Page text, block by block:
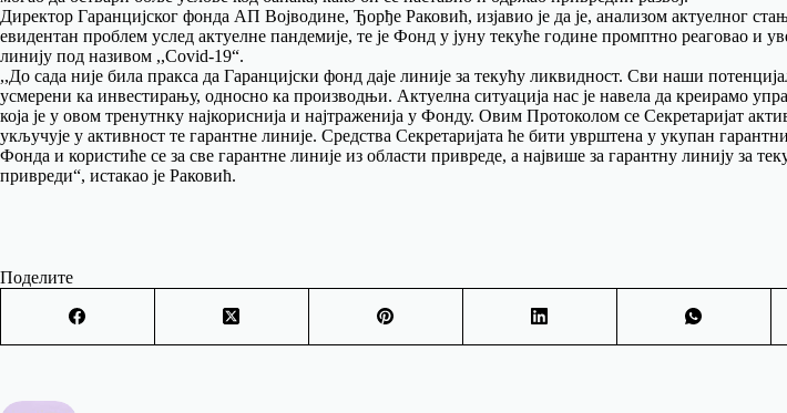
Директор Гаранцијског фонда АП Војводине, Ђорђе Раковић, изјавио је да је, анализом актуелног
евидентан проблем услед актуелне пандемије, те је Фонд у јуну текуће године промптно реаговао и
линију под називом ,,Covid-19“.
,,До сада није била пракса да Гаранцијски фонд даје линије за текућу ликвидност. Сви наши
усмерени ка инвестирању, односно ка производњи. Актуелна ситуација нас је навела да креирамо
која је у овом тренутнку најкориснија и најтраженија у Фонду. Овим Протоколом се Секретаријат
укључује у активност те гарантне линије. Средства Секретаријата ће бити уврштена у укупан
Фонда и користиће се за све гарантне линије из области привреде, а највише за гарантну линију за
привреди“, истакао је Раковић.
Поделите